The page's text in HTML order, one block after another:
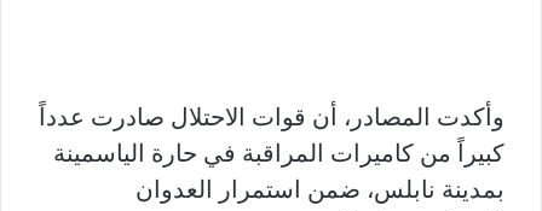
وأكدت المصادر، أن قوات الاحتلال صادرت عدداً
كبيراً من كاميرات المراقبة في حارة الياسمينة
بمدينة نابلس، ضمن استمرار العدوان